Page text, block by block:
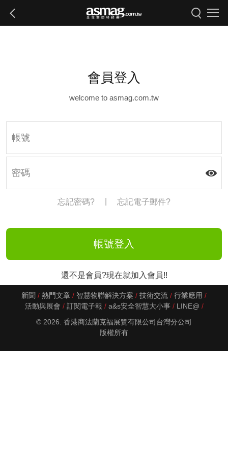
會員登入
welcome to asmag.com.tw
忘記密碼? 忘記電子郵件?
還不是會員?現在就加入會員!!
新聞 熱門文章 智慧物聯解決方案 技術交流
行業應用
活動與展會
訂閱電子報 a&s安全智慧大小事
LINE@
© 2026. 香港商法蘭克福展覽有限公司台灣分公司
版權所有